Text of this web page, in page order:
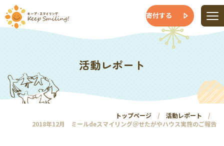
寄付する
活動レポート
トップページ
活動レポート
2018年12月 ミールdeスマイリング＠せたがやハウス実施のご報告